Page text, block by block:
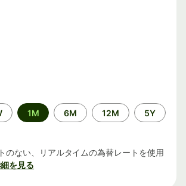
1M 6M 12M 5Y
のない、リアルタイムの為替レートを使用
を見る